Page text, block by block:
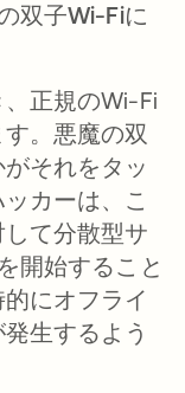
双子Wi-Fiに
正規のWi-Fi
。悪魔の双
それをタッ
カーは、こ
て分散型サ
開始すること
にオフライ
生するよう